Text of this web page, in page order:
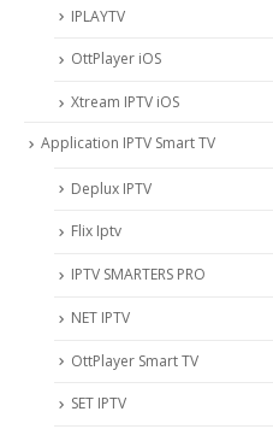
IPLAYTV
OttPlayer iOS
Xtream IPTV iOS
Application IPTV Smart TV
Deplux IPTV
Flix Iptv
IPTV SMARTERS PRO
NET IPTV
OttPlayer Smart TV
SET IPTV